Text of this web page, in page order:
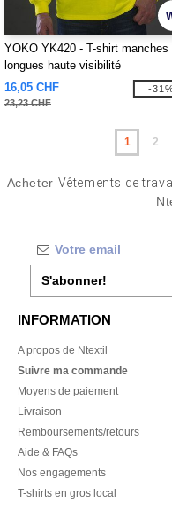
YOKO YK420 - T-shirt manches
longues haute visibilité
16,05 CHF
23,23 CHF
-
1 2
Acheter Vêtements de
S'abonner!
INFORMATION
A propos de Ntextil
Suivre ma commande
Moyens de paiement
Livraison
Remboursements/retours
Aide & FAQs
Nos engagements
T-shirts en gros local